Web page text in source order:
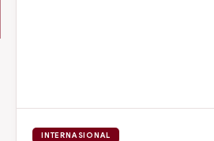
INTERNASIONAL